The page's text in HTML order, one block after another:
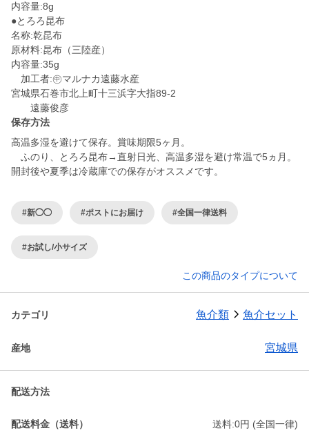
内容量:8g
●とろろ昆布
名称:乾昆布
原材料:昆布（三陸産）
内容量:35g
加工者:㊥マルナカ遠藤水産
宮城県石巻市北上町十三浜字大指89-2
保存方法
高温多湿を避けて保存。賞味期限5ヶ月。
ふのり、とろろ昆布→直射日光、高温多湿を避け常温で5ヵ月。
開封後や夏季は冷蔵庫での保存がオススメです。
#新◯◯ #ポストにお届け #全国一律送料
#お試し/小サイズ
この商品のタイプについて
カテゴリ 魚介類 魚介セット
産地 宮城県
配送方法
配送料金（送料） 送料:0円 (全国一律)